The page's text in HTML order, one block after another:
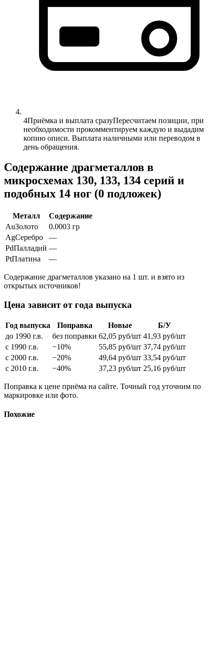
4Приёмка и выплата сразуПересчитаем позиции, при
необходимости прокомментируем каждую и выдадим
копию описи. Выплата наличными или переводом в
день обращения.
Содержание драгметаллов в
микросхемах 130, 133, 134 серий и
подобных 14 ног (0 подложек)
Металл
Содержание
AuЗолото
0.0003 гр
AgСеребро
—
PdПалладий —
PtПлатина —
Содержание драгметаллов указано на 1 шт. и взято из
открытых источников!
Цена зависит от года выпуска
Год выпуска Поправка Новые
Б/У
до 1990 г.в.
без поправки 62,05 руб/шт 41,93 руб/шт
с 1990 г.в.
−10% 55,85 руб/шт 37,74 руб/шт
с 2000 г.в.
−20% 49,64 руб/шт 33,54 руб/шт
с 2010 г.в.
−40% 37,23 руб/шт 25,16 руб/шт
Поправка к цене приёма на сайте. Точный год уточним по
маркировке или фото.
Похожие